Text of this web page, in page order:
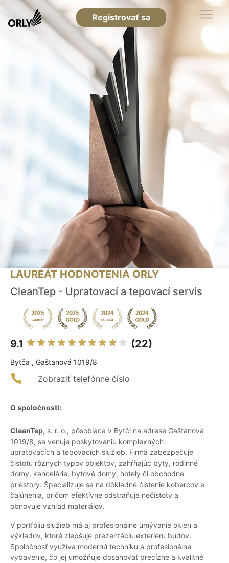
Registrovať sa
LAUREÁT HODNOTENIA ORLY
CleanTep - Upratovací a tepovací servis
9.1 (22)
Bytča , Gaštanová 1019/8
Zobraziť telefónne číslo
O spoločnosti:
CleanTep, s. r. o., pôsobiaca v Bytči na adrese Gaštanová
1019/8, sa venuje poskytovaniu komplexných
upratovacích a tepovacích služieb. Firma zabezpečuje
čistotu rôznych typov objektov, zahŕňajúc byty, rodinné
domy, kancelárie, bytové domy, hotely či obchodné
priestory. Špecializuje sa na dôkladné čistenie kobercov a
čalúnenia, pričom efektívne odstraňuje nečistoty a
obnovuje vzhľad materiálov.
V portfóliu služieb má aj profesionálne umývanie okien a
výkladov, ktoré zlepšuje prezentáciu exteriéru budov.
Spoločnosť využíva modernú techniku a profesionálne
vybavenie, čo jej umožňuje dosahovať precízne a kvalitné